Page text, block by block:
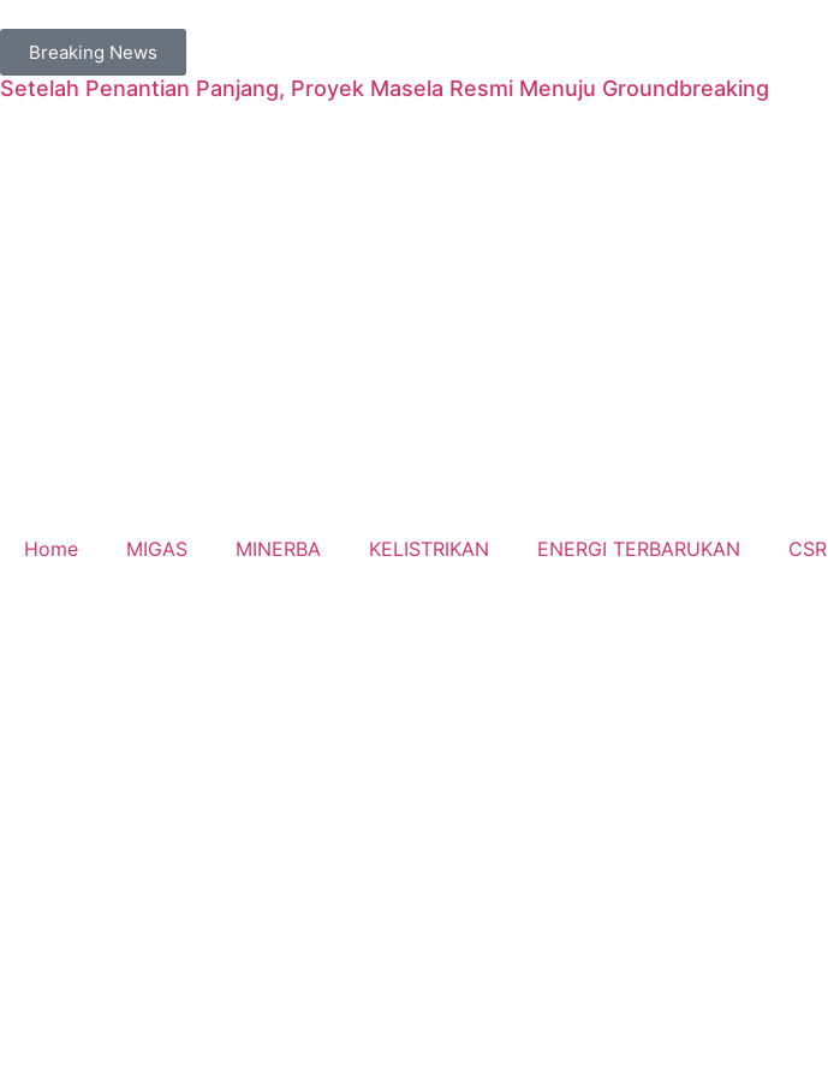
Breaking News
Setelah Penantian Panjang, Proyek Masela Resmi Menuju Groundbreaking
Home MIGAS MINERBA KELISTRIKAN ENERGI TERBARUKAN CSR